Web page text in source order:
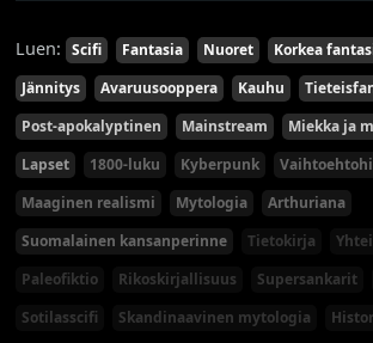
Luen: Scifi Fantasia Nuoret Korkea
Jännitys
Avaruusooppera Kauhu
Post-apokalyptinen
Mainstream Miekka ja
Lapset
1800-luku Kyberpunk
Maaginen realismi
Mytologia
Arthuriana
Suomalainen kansanperinne
Tietokirja
Paleofiktio
Rikoskirjallisuus Supersankarit
Sotilasscifi
Skandinaavinen mytologia